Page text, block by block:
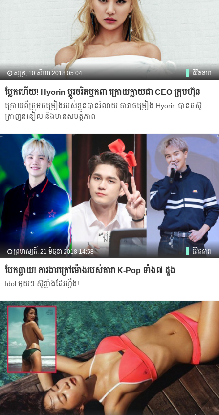
សុក្រ, 10 សីហា 2018 05:04 ជីវិតតារា
ប្លែកហើយ! Hyorin ប្ដូរចរិតឬកពា ក្រោយ​ក្លាយជា CEO ក្រុមហ៊ុន
ក្រោយ​ពី​ក្រុម​ចម្រៀង​របស់​ខ្លួន​បាន​រំលាយ​ តារា​ចម្រៀង​ Hyorin បាន​តស៊ូ​
ក្រាញននៀល​ និង​មានសមត្ថភាព​
ព្រហស្បតិ៍, 21 មិថុនា 2018 14:58 ជីវិតតារា
បែក​ធ្លាយ​! ការងារ​ក្រៅ​ម៉ោង​របស់​តារា​ K-Pop ទាំង​៧​ ដួង​
Idol មួយ​ៗ​ ស៊ូ​ខ្លាំង​ដែរ​ហ្នឹង​!